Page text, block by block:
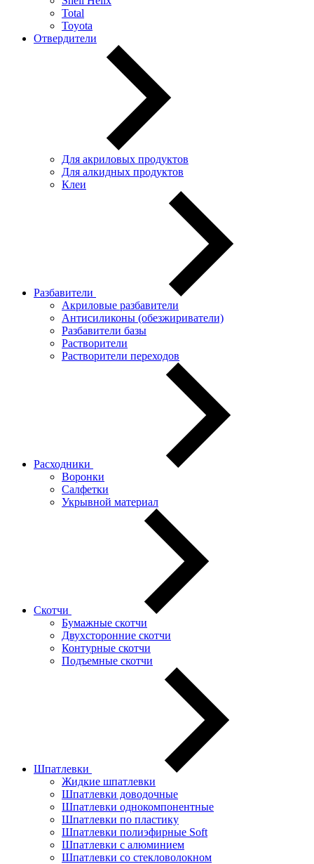
Total
Toyota
Отвердители
Для акриловых продуктов
Для алкидных продуктов
Клеи
Разбавители
Акриловые разбавители
Антисиликоны (обезжириватели)
Разбавители базы
Растворители
Растворители переходов
Расходники
Воронки
Салфетки
Укрывной материал
Скотчи
Бумажные скотчи
Двухсторонние скотчи
Контурные скотчи
Подъемные скотчи
Шпатлевки
Жидкие шпатлевки
Шпатлевки доводочные
Шпатлевки однокомпонентные
Шпатлевки по пластику
Шпатлевки полиэфирные Soft
Шпатлевки с алюминием
Шпатлевки со стекловолокном